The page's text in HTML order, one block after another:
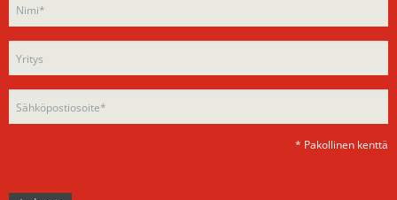
this
empty.
leave
this
field
empty.
* Pakollinen kenttä